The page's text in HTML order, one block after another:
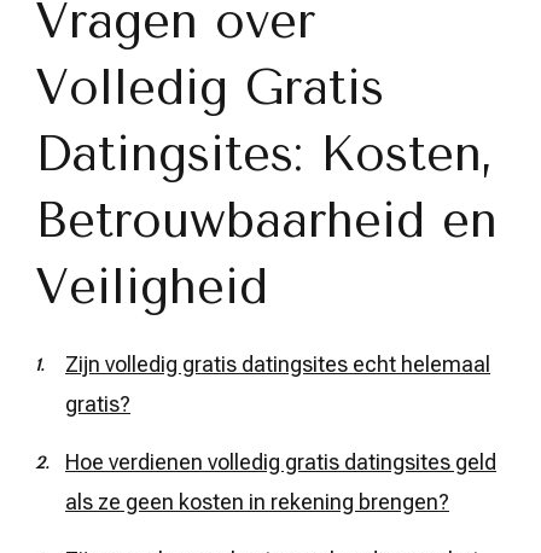
Vragen over
Volledig Gratis
Datingsites: Kosten,
Betrouwbaarheid en
Veiligheid
Zijn volledig gratis datingsites echt helemaal
gratis?
Hoe verdienen volledig gratis datingsites geld
als ze geen kosten in rekening brengen?